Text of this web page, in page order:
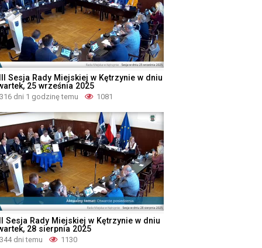
Sesja Rady Miejskiej w Kętrzynie w dniu
25 września 2025
316 dni 1 godzinę temu 1081
Sesja Rady Miejskiej w Kętrzynie w dniu
28 sierpnia 2025
344 dni temu 1130